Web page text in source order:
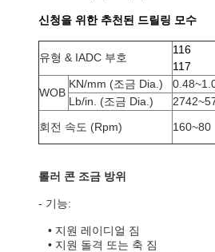
신청을 위한 추천된 드릴링 모수
유형 & IADC 부호
116
117
WOB
KN/mm (조금 Dia.)
Lb/in. (조금 Dia.)
회전 속도 (Rpm)
160~80
롤러 콘 조금 방위
- 기능:
• 지원 레이디얼 짐
• 지원 돌격 또는 축 짐